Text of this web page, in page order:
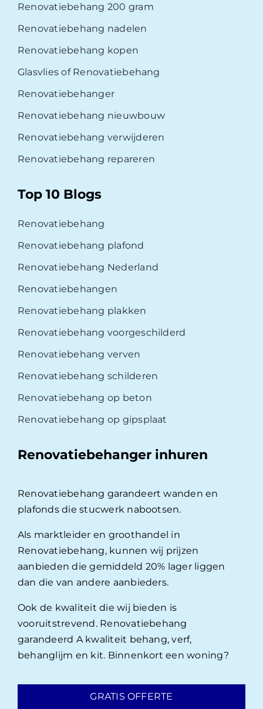
Renovatiebehang 200 gram
Renovatiebehang nadelen
Renovatiebehang kopen
Glasvlies of Renovatiebehang
Renovatiebehanger
Renovatiebehang nieuwbouw
Renovatiebehang verwijderen
Renovatiebehang repareren
Top 10 Blogs
Renovatiebehang
Renovatiebehang plafond
Renovatiebehang Nederland
Renovatiebehangen
Renovatiebehang plakken
Renovatiebehang voorgeschilderd
Renovatiebehang verven
Renovatiebehang schilderen
Renovatiebehang op beton
Renovatiebehang op gipsplaat
Renovatiebehanger inhuren
Renovatiebehang garandeert wanden en
plafonds die stucwerk nabootsen.
Als marktleider en groothandel in
Renovatiebehang, kunnen wij prijzen
aanbieden die gemiddeld 20% lager liggen
dan die van andere aanbieders.
Ook de kwaliteit die wij bieden is
vooruitstrevend. Renovatiebehang
garandeerd A kwaliteit behang, verf,
behanglijm en kit. Binnenkort een woning?
GRATIS OFFERTE